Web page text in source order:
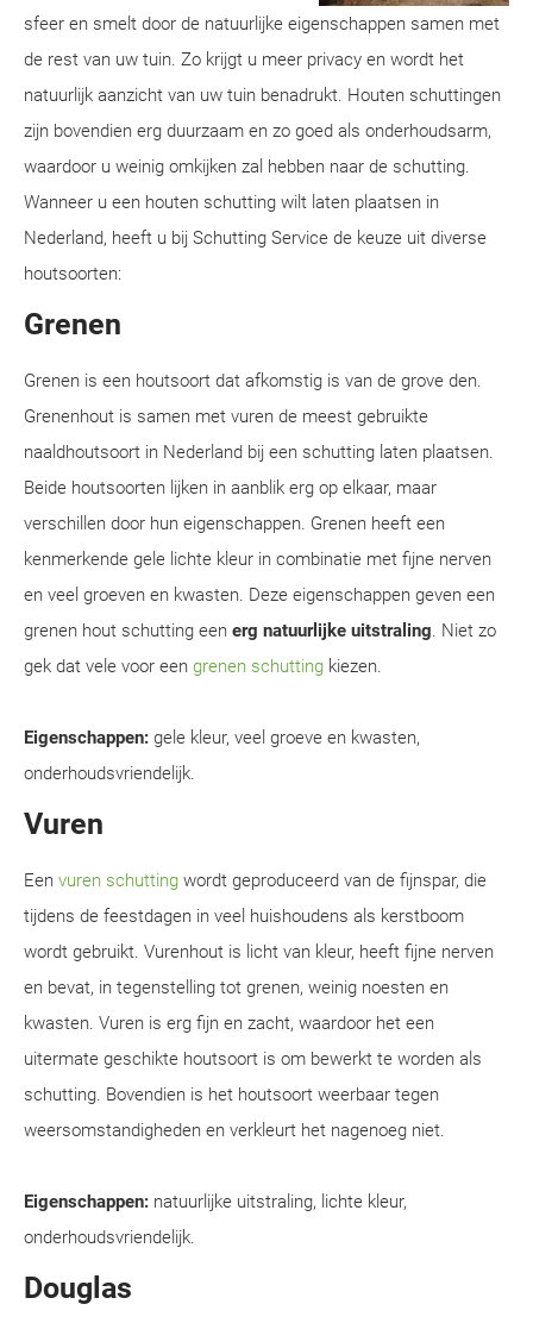
sfeer en smelt door de natuurlijke eigenschappen samen met
de rest van uw tuin. Zo krijgt u meer privacy en wordt het
natuurlijk aanzicht van uw tuin benadrukt. Houten schuttingen
zijn bovendien erg duurzaam en zo goed als onderhoudsarm,
waardoor u weinig omkijken zal hebben naar de schutting.
Wanneer u een houten schutting wilt laten plaatsen in
Nederland, heeft u bij Schutting Service de keuze uit diverse
houtsoorten:
Grenen
Grenen is een houtsoort dat afkomstig is van de grove den.
Grenenhout is samen met vuren de meest gebruikte
naaldhoutsoort in Nederland bij een schutting laten plaatsen.
Beide houtsoorten lijken in aanblik erg op elkaar, maar
verschillen door hun eigenschappen. Grenen heeft een
kenmerkende gele lichte kleur in combinatie met fijne nerven
en veel groeven en kwasten. Deze eigenschappen geven een
grenen hout schutting een erg natuurlijke uitstraling. Niet zo
gek dat vele voor een grenen schutting kiezen.
Eigenschappen: gele kleur, veel groeve en kwasten,
onderhoudsvriendelijk.
Vuren
Een vuren schutting wordt geproduceerd van de fijnspar, die
tijdens de feestdagen in veel huishoudens als kerstboom
wordt gebruikt. Vurenhout is licht van kleur, heeft fijne nerven
en bevat, in tegenstelling tot grenen, weinig noesten en
kwasten. Vuren is erg fijn en zacht, waardoor het een
uitermate geschikte houtsoort is om bewerkt te worden als
schutting. Bovendien is het houtsoort weerbaar tegen
weersomstandigheden en verkleurt het nagenoeg niet.
Eigenschappen: natuurlijke uitstraling, lichte kleur,
onderhoudsvriendelijk.
Douglas